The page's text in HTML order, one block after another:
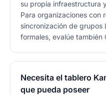
su propia infraestructura
Para organizaciones con
sincronización de grupos
formales, evalúe también
Necesita el tablero
que pueda poseer